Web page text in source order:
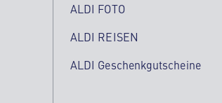
ALDI FOTO
ALDI REISEN
ALDI Geschenkgutscheine